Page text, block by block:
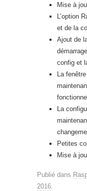
Mise à
L’option
et de la
Ajout de
config et
La
La
Petites
Mise à
Publié dans
2016